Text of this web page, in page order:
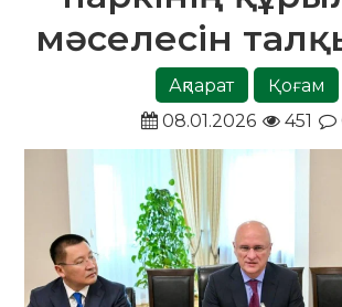
мәселесін
Ақпарат
Қоғам
08.01.2026
451